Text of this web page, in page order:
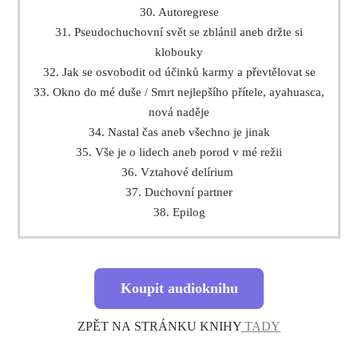
30. Autoregrese
31. Pseudochuchovní svět se zblánil aneb držte si
klobouky
32. Jak se osvobodit od účinků karmy a převtělovat se
33. Okno do mé duše / Smrt nejlepšího přítele, ayahuasca,
nová naděje
34. Nastal čas aneb všechno je jinak
35. Vše je o lidech aneb porod v mé režii
36. Vztahové delírium
37. Duchovní partner
38. Epilog
Koupit audioknihu
ZPĚT NA STRÁNKU KNIHY TADY